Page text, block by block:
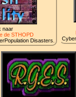
naar
de STHOPD
Disasters.